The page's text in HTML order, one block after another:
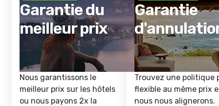
Garantie du
meilleur prix
Nous garantissons le
meilleur prix sur les hôtels
ou nous payons 2x la
Garantie
Trouvez une politique
flexible au même prix
nous nous alignerons.